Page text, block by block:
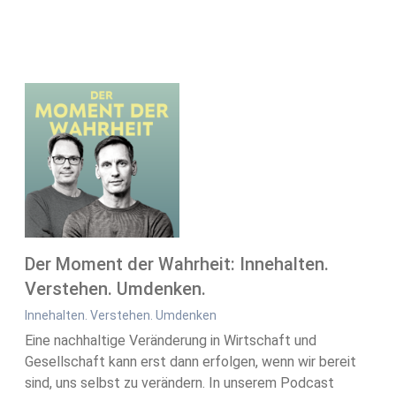
Der Moment der Wahrheit: Innehalten.
Verstehen. Umdenken.
Innehalten. Verstehen. Umdenken
Eine nachhaltige Veränderung in Wirtschaft und
Gesellschaft kann erst dann erfolgen, wenn wir bereit
sind, uns selbst zu verändern. In unserem Podcast